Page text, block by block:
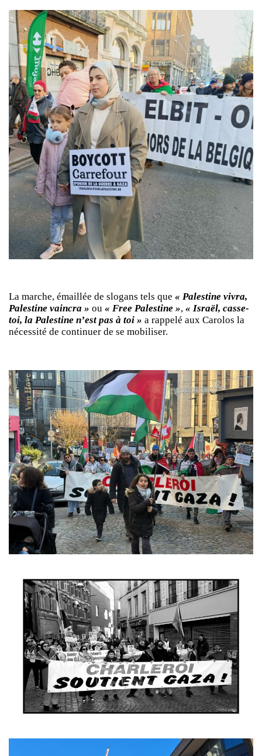
La marche, émaillée de slogans tels que « Palestine vivra,
Palestine vaincra » ou « Free Palestine », « Israël, casse-
toi, la Palestine n’est pas à toi » a rappelé aux Carolos la
nécessité de continuer de se mobiliser.